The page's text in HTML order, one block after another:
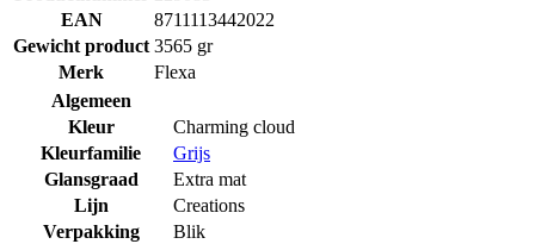
EAN
8711113442022
Gewicht product 3565 gr
Merk
Flexa
Algemeen
Kleur
Charming cloud
Kleurfamilie
Grijs
Glansgraad
Extra mat
Lijn
Creations
Verpakking
Blik